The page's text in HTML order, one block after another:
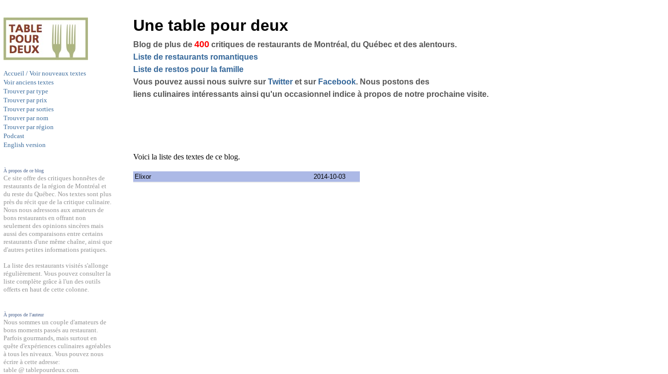
Accueil / Voir nouveaux textes
Voir anciens textes
Trouver par type
Trouver par prix
Trouver par sorties
Trouver par nom
Trouver par région
Podcast
English version
À propos de ce blog
Ce site offre des critiques honnêtes de
restaurants de la région de Montréal et
du reste du Québec. Nos textes sont plus
près du récit que de la critique culinaire.
Nous nous adressons aux amateurs de
bons restaurants en offrant non
seulement des opinions sincères mais
aussi des comparaisons entre certains
restaurants d'une même chaîne, ainsi que
d'autres petites informations pratiques.
La liste des restaurants visités s'allonge
régulièrement. Vous pouvez consulter la
liste complète grâce à l'un des outils
offerts en haut de cette colonne.
À propos de l'auteur
Nous sommes un couple d'amateurs de
bons moments passés au restaurant.
Parfois gourmands, mais surtout en
quête d'expériences culinaires agréables
à tous les niveaux. Vous pouvez nous
écrire à cette adresse:
table @ tablepourdeux.com.
Une table pour deux
Blog de plus de 400 critiques de restaurants de Montréal, du Québec et des alentours.
Liste de restaurants romantiques
Liste de restos pour la famille
Vous pouvez aussi nous suivre sur Twitter et sur Facebook. Nous postons des
liens culinaires intéressants ainsi qu'un occasionnel indice à propos de notre prochaine visite.
Voici la liste des textes de ce blog.
Elixor 2014-10-03